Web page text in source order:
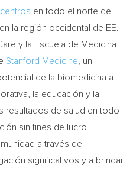
centros en todo el norte de
la región occidental de EE.
y la Escuela de Medicina
Stanford Medicine , un
de la biomedicina a
la educación y la
resultados de salud en todo
sin fines de lucro
a través de
significativos y a brindar